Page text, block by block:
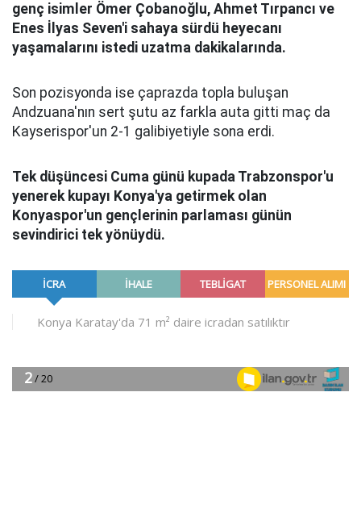
genç isimler Ömer Çobanoğlu, Ahmet Tırpancı ve
Enes İlyas Seven'i sahaya sürdü heyecanı
yaşamalarını istedi uzatma dakikalarında.
Son pozisyonda ise çaprazda topla buluşan
Andzuana'nın sert şutu az farkla auta gitti maç da
Kayserispor'un 2-1 galibiyetiyle sona erdi.
Tek düşüncesi Cuma günü kupada Trabzonspor'u
yenerek kupayı Konya'ya getirmek olan
Konyaspor'un genç lerinin parlaması günün
sevindirici tek yönüydü.